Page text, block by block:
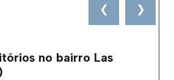
❮ ❯
no bairro Las